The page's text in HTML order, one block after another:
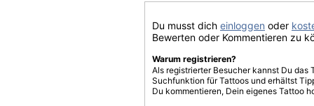
Du musst dich einloggen oder
Bewerten oder Kommentieren zu
Warum registrieren?
Als registrierter Besucher kannst Du
Suchfunktion für Tattoos und erhältst
Du kommentieren, Dein eigenes Tattoo